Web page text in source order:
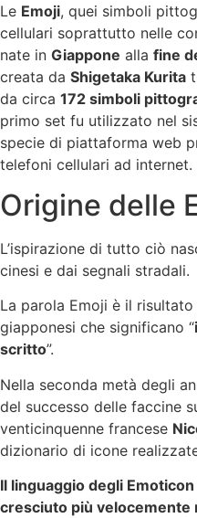
Le Emoji, quei simboli
cellulari soprattutto nelle
nate in Giappone alla fine
creata da Shigetaka Kurita
da circa 172 simboli
primo set fu utilizzato nel
specie di piattaforma web
telefoni cellulari ad internet.
Origine delle
L’ispirazione di tutto ciò
cinesi e dai segnali stradali.
La parola Emoji è il
giapponesi che significano “
scritto”.
Nella seconda metà degli
del successo delle faccine
venticinquenne francese
dizionario di icone
Il linguaggio degli
cresciuto più velocemente